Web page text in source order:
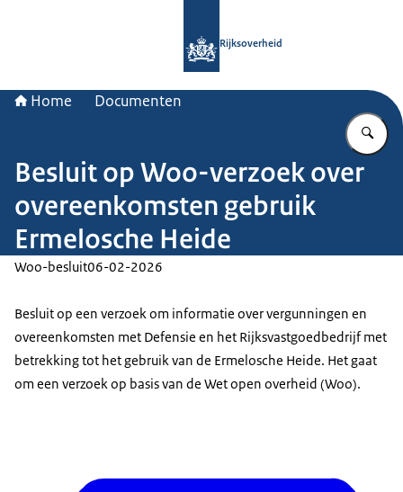
Rijksoverheid
Home Documenten
Besluit op Woo-verzoek over
overeenkomsten gebruik
Ermelosche Heide
Woo-besluit06-02-2026
Besluit op een verzoek om informatie over vergunningen en
overeenkomsten met Defensie en het Rijksvastgoedbedrijf met
betrekking tot het gebruik van de Ermelosche Heide. Het gaat
om een verzoek op basis van de Wet open overheid (Woo).